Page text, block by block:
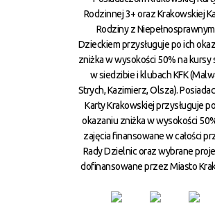
Rodzinnej 3+ oraz Krakowskiej
Rodziny z Niepełnosprawnym
Dzieckiem przysługuje po ich
zniżka w wysokości 50% na kursy
w siedzibie i klubach KFK
Strych, Kazimierz, Olsza).
Karty Krakowskiej przysługuje
okazaniu zniżka w wysokości
zajęcia finansowane w całości
Rady Dzielnic oraz wybrane
dofinansowane przez Miasto